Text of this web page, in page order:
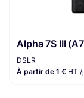
Alpha 7S III
DSLR
À partir de 1 € HT /